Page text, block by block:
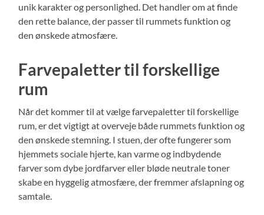
unik karakter og personlighed. Det handler om at finde
den rette balance, der passer til rummets funktion og
den ønskede atmosfære.
Farvepaletter til forskellige
rum
Når det kommer til at vælge farvepaletter til forskellige
rum, er det vigtigt at overveje både rummets funktion og
den ønskede stemning. I stuen, der ofte fungerer som
hjemmets sociale hjerte, kan varme og indbydende
farver som dybe jordfarver eller bløde neutrale toner
skabe en hyggelig atmosfære, der fremmer afslapning og
samtale.